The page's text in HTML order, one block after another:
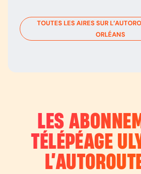
TOUTES LES AIRES SUR
ORLÉANS
LES
TÉLÉPÉAGE